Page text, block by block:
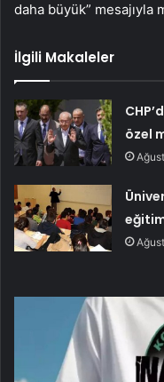
daha büyük” mesajıyla
İlgili Makaleler
özel